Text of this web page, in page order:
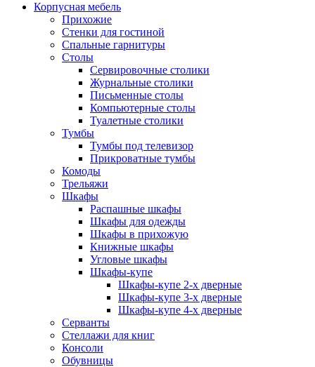
Корпусная мебель
Прихожие
Стенки для гостиной
Спальные гарнитуры
Столы
Сервировочные столики
Журнальные столики
Письменные столы
Компьютерные столы
Туалетные столики
Тумбы
Тумбы под телевизор
Прикроватные тумбы
Комоды
Трельяжи
Шкафы
Распашные шкафы
Шкафы для одежды
Шкафы в прихожую
Книжные шкафы
Угловые шкафы
Шкафы-купе
Шкафы-купе 2-x дверные
Шкафы-купе 3-х дверные
Шкафы-купе 4-х дверные
Серванты
Стеллажи для книг
Консоли
Обувницы